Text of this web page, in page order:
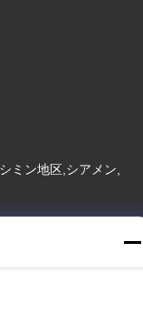
ミン地区,シアメン,
福建市